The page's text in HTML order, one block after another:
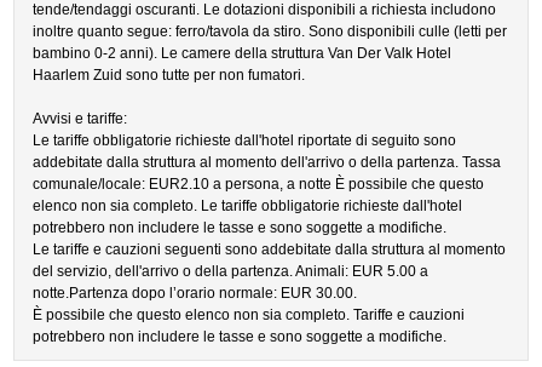
tende/tendaggi oscuranti. Le dotazioni disponibili a richiesta includono
inoltre quanto segue: ferro/tavola da stiro. Sono disponibili culle (letti per
bambino 0-2 anni). Le camere della struttura Van Der Valk Hotel
Haarlem Zuid sono tutte per non fumatori.
Avvisi e tariffe:
Le tariffe obbligatorie richieste dall'hotel riportate di seguito sono
addebitate dalla struttura al momento dell'arrivo o della partenza. Tassa
comunale/locale: EUR2.10 a persona, a notte È possibile che questo
elenco non sia completo. Le tariffe obbligatorie richieste dall'hotel
potrebbero non includere le tasse e sono soggette a modifiche.
Le tariffe e cauzioni seguenti sono addebitate dalla struttura al momento
del servizio, dell'arrivo o della partenza. Animali: EUR 5.00 a
notte.Partenza dopo l’orario normale: EUR 30.00.
È possibile che questo elenco non sia completo. Tariffe e cauzioni
potrebbero non includere le tasse e sono soggette a modifiche.